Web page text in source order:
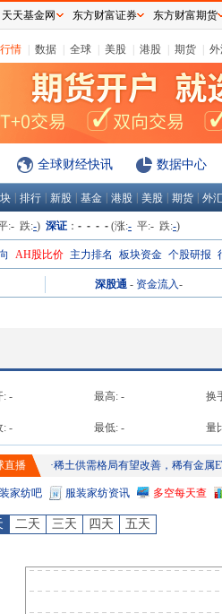
行情 数据 全球 美股 港股 期货
全球财经快讯 数据中心
排行 新股 基金 港股 美股 期货 外
:- 跌:-) 深证 ： - - - - (涨:- 平:- 跌:-)
AH股比价 主力排名 板块资金 个股研报
深股通 - 资金流入-
: - 最高: - 换
: - 最低: - 量
直播 ·稀土供需格局有望改善，稀有金属
数早盘一度涨超2%
家纺吧 服装家纺资讯 多空每天查
二天 三天 四天 五天
天天基金网 东方财富证券 东方财富期货